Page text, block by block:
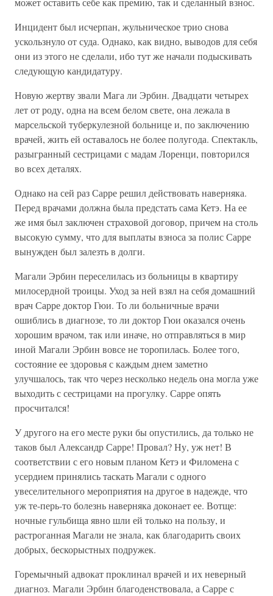
Инцидент был исчерпан, жульническое трио снова
ускользнуло от суда. Однако, как видно, выводов для себя
они из этого не сделали, ибо тут же начали подыскивать
следующую кандидатуру.
Новую жертву звали Мага ли Эрбин. Двадцати четырех
лет от роду, одна на всем белом свете, она лежала в
марсельской туберкулезной больнице и, по заключению
врачей, жить ей оставалось не более полугода. Спектакль,
разыгранный сестрицами с мадам Лоренци, повторился
во всех деталях.
Однако на сей раз Сарре решил действовать наверняка.
Перед врачами должна была предстать сама Кетэ. На ее
же имя был заключен страховой договор, причем на столь
высокую сумму, что для выплаты взноса за полис Сарре
вынужден был залезть в долги.
Магали Эрбин переселилась из больницы в квартиру
милосердной троицы. Уход за ней взял на себя домашний
врач Сарре доктор Гюи. То ли больничные врачи
ошиблись в диагнозе, то ли доктор Гюи оказался очень
хорошим врачом, так или иначе, но отправляться в мир
иной Магали Эрбин вовсе не торопилась. Более того,
состояние ее здоровья с каждым днем заметно
улучшалось, так что через несколько недель она могла уже
выходить с сестрицами на прогулку. Сарре опять
просчитался!
У другого на его месте руки бы опустились, да только не
таков был Александр Сарре! Провал? Ну, уж нет! В
соответствии с его новым планом Кетэ и Филомена с
усердием принялись таскать Магали с одного
увеселительного мероприятия на другое в надежде, что
уж те-перь-то болезнь наверняка доконает ее. Вотще:
ночные гульбища явно шли ей только на пользу, и
растроганная Магали не знала, как благодарить своих
добрых, бескорыстных подружек.
Горемычный адвокат проклинал врачей и их неверный
диагноз. Магали Эрбин благоденствовала, а Сарре с